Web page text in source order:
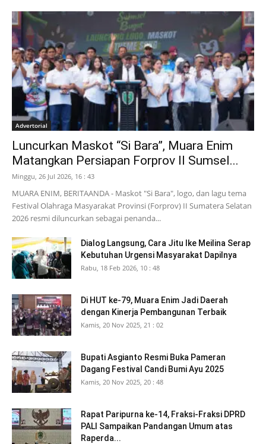
Advertorial
Luncurkan Maskot “Si Bara”, Muara Enim
Matangkan Persiapan Forprov II Sumsel...
Minggu, 26 Jul 2026, 16 : 43
MUARA ENIM, BERITAANDA - Maskot "Si Bara", logo, dan lagu tema
Festival Olahraga Masyarakat Provinsi (Forprov) II Sumatera Selatan
2026 resmi diluncurkan sebagai penanda...
Dialog Langsung, Cara Jitu Ike Meilina Serap
Kebutuhan Urgensi Masyarakat Dapilnya
Rabu, 18 Feb 2026, 10 : 48
Di HUT ke-79, Muara Enim Jadi Daerah
dengan Kinerja Pembangunan Terbaik
Kamis, 20 Nov 2025, 21 : 02
Bupati Asgianto Resmi Buka Pameran
Dagang Festival Candi Bumi Ayu 2025
Kamis, 20 Nov 2025, 20 : 48
Rapat Paripurna ke-14, Fraksi-Fraksi DPRD
PALI Sampaikan Pandangan Umum atas
Raperda...